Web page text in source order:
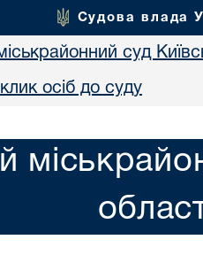
Судова влада
суд
осіб до суду